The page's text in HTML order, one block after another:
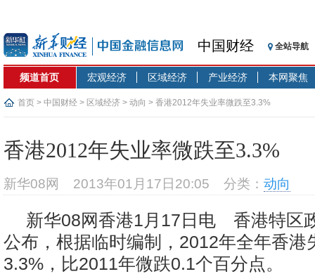
中国财经 全站导航
频道首页 宏观经济 区域经济 产业经济 本网聚焦
首页 > 中国财经 > 区域经济 > 动向 > 香港2012年失业率微跌至3.3%
香港2012年失业率微跌至3.3%
新华08网 2013年01月17日20:05 分类： 动向
新华08网香港1月17日电 香港特区
公布，根据临时编制，2012年全年香港
3.3%，比2011年微跌0.1个百分点。